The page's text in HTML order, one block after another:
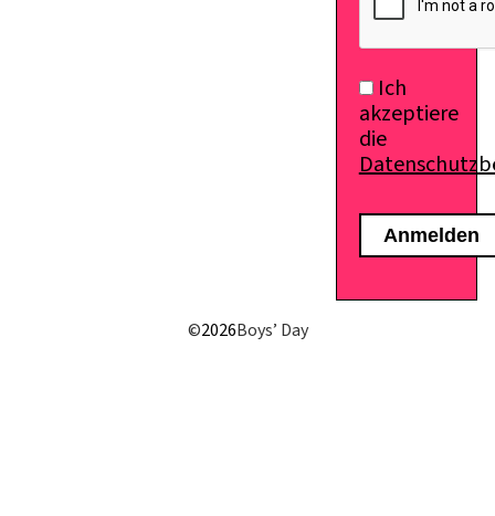
Ich
akzeptiere
die
©2026Boys’ Day